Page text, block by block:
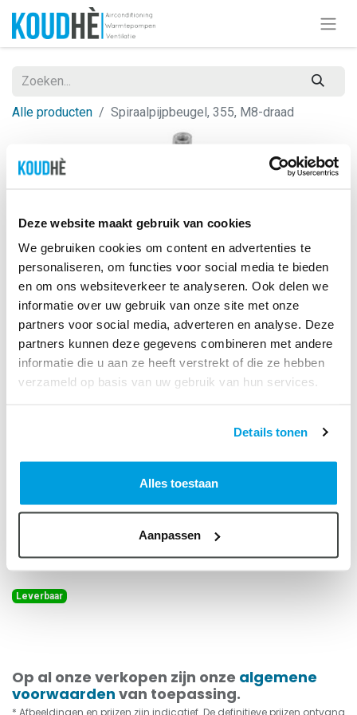
Deze website maakt gebruik van cookies
We gebruiken cookies om content en advertenties te
personaliseren, om functies voor social media te bieden
en om ons websiteverkeer te analyseren. Ook delen we
informatie over uw gebruik van onze site met onze
partners voor social media, adverteren en analyse. Deze
partners kunnen deze gegevens combineren met andere
informatie die u aan ze heeft verstrekt of die ze hebben
verzameld op basis van uw gebruik van hun services.
Details tonen
Alles toestaan
Aanpassen
Alle producten Spiraalpijpbeugel, 355, M8-draad
Spiraalpijpbeugel, 355, M8-
draad
86902355
Ophangbeugel tbv. spirobuis, sendzimir verzinkt staal
Leverbaar
Op al onze verkopen zijn onze algemene
voorwaarden van toepassing.
* Afbeeldingen en prijzen zijn indicatief. De definitieve prijzen ontvang